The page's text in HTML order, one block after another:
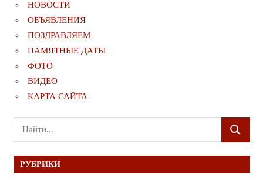
НОВОСТИ
ОБЪЯВЛЕНИЯ
ПОЗДРАВЛЯЕМ
ПАМЯТНЫЕ ДАТЫ
ФОТО
ВИДЕО
КАРТА САЙТА
Поиск
для:
ПОИСК
РУБРИКИ